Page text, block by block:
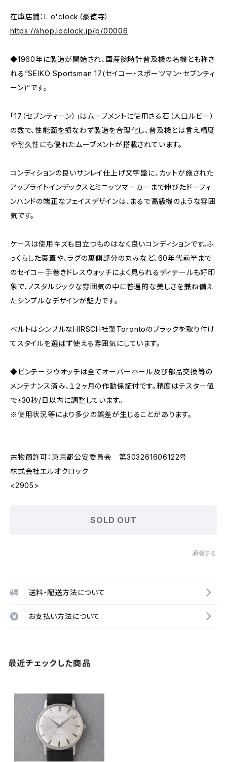
在庫店舗：L o'clock（豪徳寺）
https://shop.loclock.jp/p/00006
◆1960年に製造が開始され、国産腕時計普及機の名機とも称さ
れる”SEIKO Sportsman 17(セイコー・スポーツマン・セブンティ
ーン)”です。
「17（セブンティーン）」はムーブメントに使用さる石（人口ルビー）
の数で、性能面を損なわず製造を合理化し、普及機とは言え精度
や耐久性にも優れたムーブメントが搭載されています。
コンディションの良いサンレイ仕上げ文字盤に、カットが施された
アップライトインデックスとミニッツマーカーまで伸びたドーフィ
ンハンドの端正なフェイスデザインは、まるで高級機のような雰囲
気です。
ケースは使用キズも目立つものはなく良いコンディションです。ふ
っくらした裏蓋や、ラグの裏側部分の丸みなど、60年代前半まで
のセイコー手巻きドレスウォッチによく見られるディテールも好印
象で、ノスタルジックな雰囲気の中に普遍的な美しさを兼ね備え
たシンプルなデザインが魅力です。
ベルトはシンプルなHIRSCH社製Torontoのブラックを取り付け
てスタイルを選ばず使える雰囲気にしています。
◆ビンテージウオッチは全てオーバーホール及び部品交換等の
メンテナンス済み、１２ヶ月の作動保証付です。精度はテスター値
で±30秒/日以内に調整しています。
※使用状況等により多少の誤差が生じることがあります。
古物商許可：東京都公安委員会 第303261606122号
株式会社エルオクロック
<2905>
SOLD OUT
通報する
送料・配送方法について
お支払い方法について
最近チェックした商品